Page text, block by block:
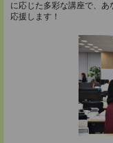
に応じた多彩な講座で、
応援します！